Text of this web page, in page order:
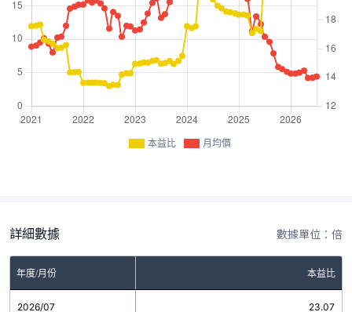
本益比 月均價
詳細數據 數據單位：倍
年度/月份 本益比
2026/07 23.07